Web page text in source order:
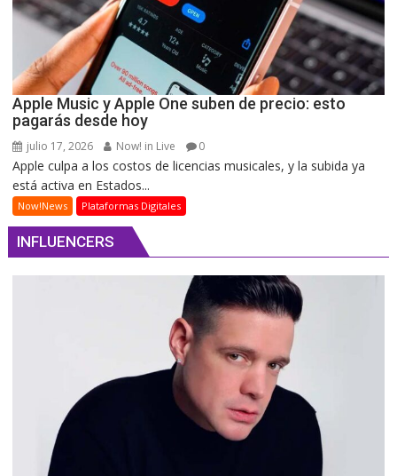
Apple Music y Apple One suben de precio: esto
pagarás desde hoy
julio 17, 2026 Now! in Live 0
Apple culpa a los costos de licencias musicales, y la subida ya
está activa en Estados...
Now!News Plataformas Digitales
INFLUENCERS